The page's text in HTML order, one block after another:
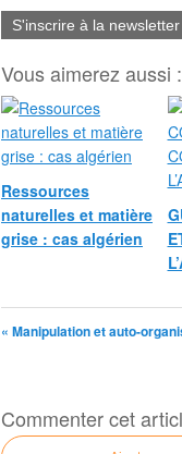
S'inscrire à la newsletter
Vous aimerez aussi :
Ressources
naturelles et matière
grise : cas algérien
« Manipulation et auto-
Commenter cet